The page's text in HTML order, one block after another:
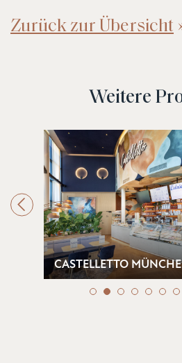
Zurück zur Übersicht
Weitere
CASTELLETTO